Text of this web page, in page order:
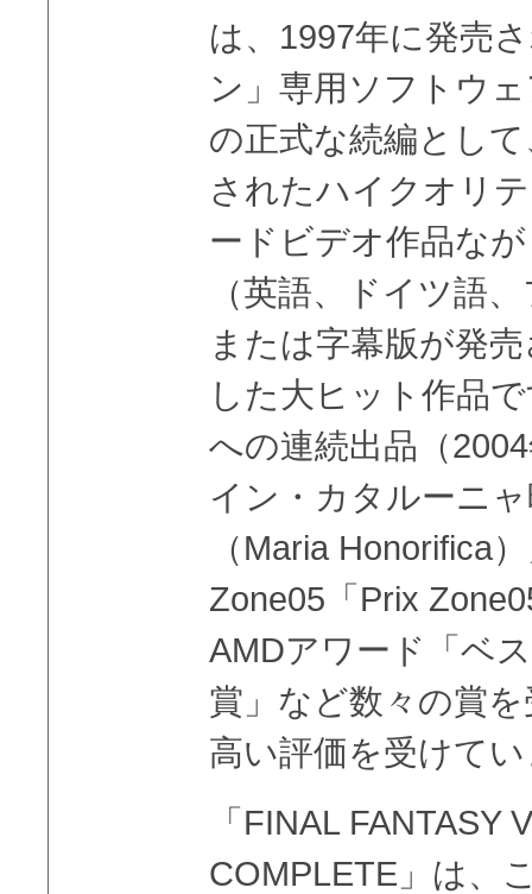
は、1997年に発売
ン」専用ソフトウ
の正式な続編とし
されたハイクオリ
ードビデオ作品な
（英語、ドイツ語
または字幕版が発
した大ヒット作品
への連続出品（
イン・カタルーニ
（Maria Honorifica
Zone05「Prix
AMDアワード「ベ
賞」など数々の賞
高い評価を受けて
「FINAL FANTASY
COMPLETE」は、